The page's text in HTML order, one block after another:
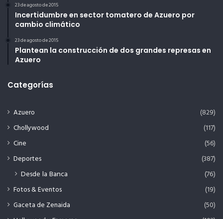
23 de agosto de 2015
Incertidumbre en sector tomatero de Azuero por
cambio climático
23 de agosto de 2015
Plantean la construcción de dos grandes represas en
Azuero
Categorías
Azuero
(829)
Chollywood
(117)
Cine
(56)
Deportes
(387)
Desde la Banca (76)
Fotos & Eventos
(19)
Gaceta de Zenaida
(50)